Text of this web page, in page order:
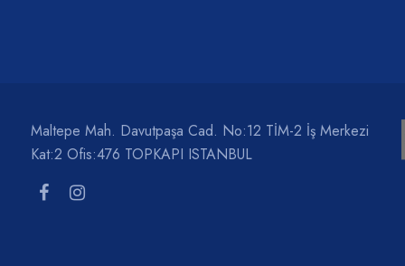
Maltepe Mah. Davutpaşa Cad. No:12 TİM-2 İş Merkezi
Kat:2 Ofis:476 TOPKAPI ISTANBUL